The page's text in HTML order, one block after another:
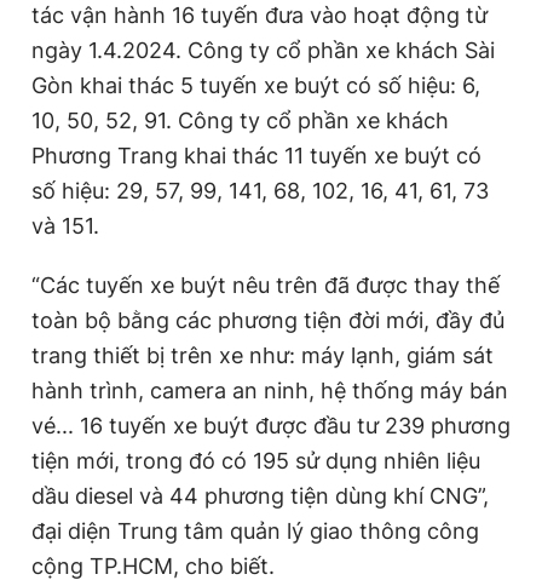
tác vận hành 16 tuyến đưa vào hoạt động từ
ngày 1.4.2024. Công ty cổ phần xe khách Sài
Gòn khai thác 5 tuyến xe buýt có số hiệu: 6,
10, 50, 52, 91. Công ty cổ phần xe khách
Phương Trang khai thác 11 tuyến xe buýt có
số hiệu: 29, 57, 99, 141, 68, 102, 16, 41, 61, 73
và 151.
“Các tuyến xe buýt nêu trên đã được thay thế
toàn bộ bằng các phương tiện đời mới, đầy đủ
trang thiết bị trên xe như: máy lạnh, giám sát
hành trình, camera an ninh, hệ thống máy bán
vé... 16 tuyến xe buýt được đầu tư 239 phương
tiện mới, trong đó có 195 sử dụng nhiên liệu
dầu diesel và 44 phương tiện dùng khí CNG”,
đại diện Trung tâm quản lý giao thông công
cộng TP.HCM, cho biết.